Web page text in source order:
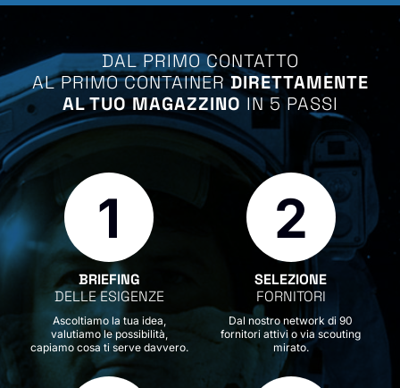
DAL PRIMO CONTATTO
AL PRIMO CONTAINERDIRETTAMENTE
AL TUO MAGAZZINOIN 5 PASSI
1
BRIEFING
DELLE ESIGENZE
Ascoltiamo la tua idea,
valutiamo le possibilità,
capiamo cosa ti serve davvero.
2
SELEZIONE
FORNITORI
Dal nostro network di 90
fornitori attivi o via scouting
mirato.